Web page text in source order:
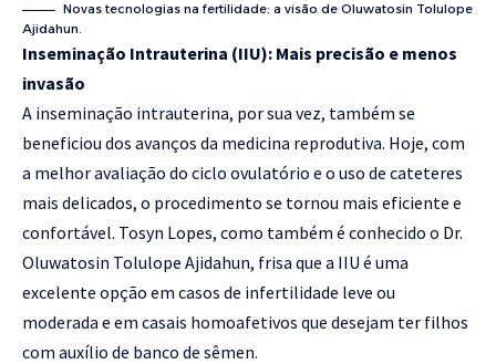
Novas tecnologias na fertilidade: a visão de Oluwatosin Tolulope
Ajidahun.
Inseminação Intrauterina (IIU): Mais precisão e menos
invasão
A inseminação intrauterina, por sua vez, também se
beneficiou dos avanços da medicina reprodutiva. Hoje, com
a melhor avaliação do ciclo ovulatório e o uso de cateteres
mais delicados, o procedimento se tornou mais eficiente e
confortável. Tosyn Lopes, como também é conhecido o Dr.
Oluwatosin Tolulope Ajidahun, frisa que a IIU é uma
excelente opção em casos de infertilidade leve ou
moderada e em casais homoafetivos que desejam ter filhos
com auxílio de banco de sêmen.